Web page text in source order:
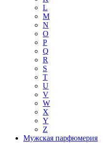
L
M
N
O
P
Q
R
S
T
U
V
W
X
Y
Z
Мужская парфюмерия